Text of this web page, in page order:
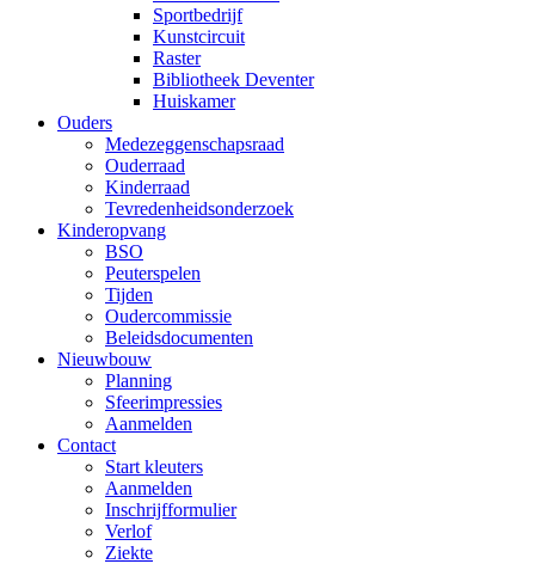
Sportbedrijf
Kunstcircuit
Raster
Bibliotheek Deventer
Huiskamer
Ouders
Medezeggenschapsraad
Ouderraad
Kinderraad
Tevredenheidsonderzoek
Kinderopvang
BSO
Peuterspelen
Tijden
Oudercommissie
Beleidsdocumenten
Nieuwbouw
Planning
Sfeerimpressies
Aanmelden
Contact
Start kleuters
Aanmelden
Inschrijfformulier
Verlof
Ziekte